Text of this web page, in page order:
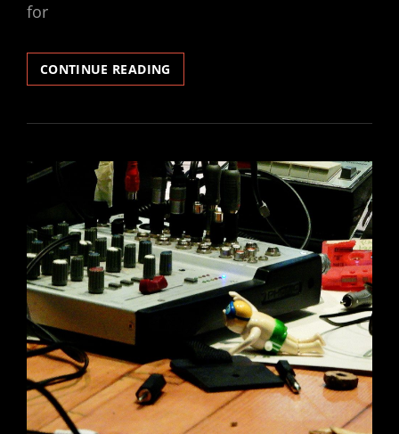
for
CONTINUE READING
WITH
PEOPLE